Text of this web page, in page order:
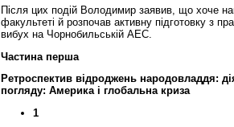
Після цих подій Володимир заявив, що хоче
факультеті й розпочав активну підготовку з
вибух на Чорнобильській АЕС.
Частина перша
Ретроспектив відроджень народовладдя:
погляду: Америка і глобальна криза
1